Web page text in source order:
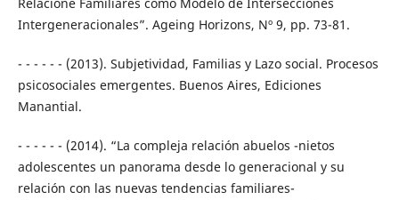
Intergeneracionales”. Ageing Horizons, Nº 9, pp. 73-81.
- - - - - - (2013). Subjetividad, Familias y Lazo social. Procesos
psicosociales emergentes. Buenos Aires, Ediciones
Manantial.
- - - - - - (2014). “La compleja relación abuelos -nietos
adolescentes un panorama desde lo generacional y su
relación con las nuevas tendencias familiares-